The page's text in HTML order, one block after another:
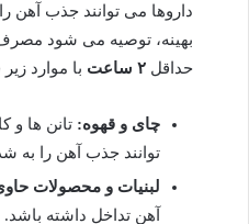
داروها می توانند جذب آهن
بهینه، توصیه می شود
حداقل ۲ ساعت با موارد
چای و قهوه: تانن ها و
توانند جذب آهن را به
لبنیات و محصولات
آهن تداخل داشته باشد.